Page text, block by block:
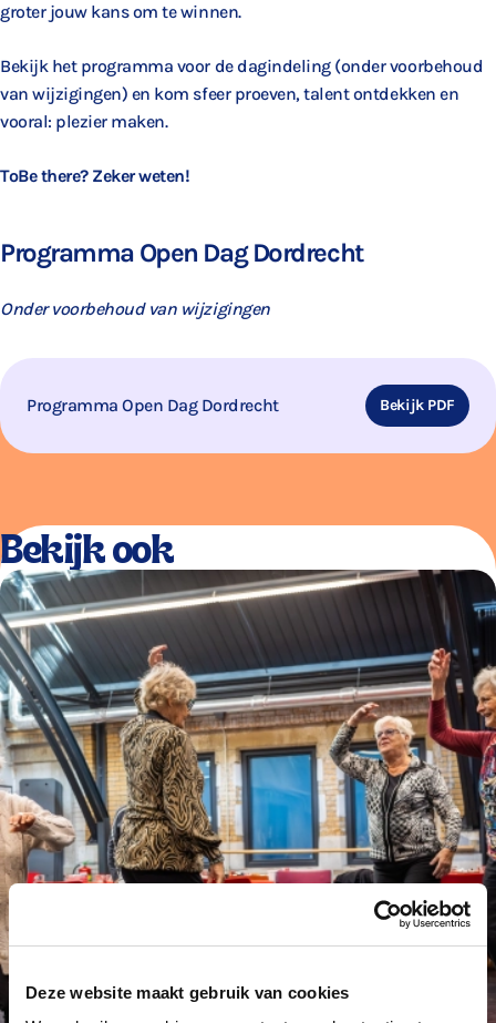
Deze website maakt gebruik van cookies
groter jouw kans om te winnen.
Bekijk het programma voor de dagindeling (onder voorbehoud
van wijzigingen) en kom sfeer proeven, talent ontdekken en
vooral: plezier maken.
ToBe there? Zeker weten!
Programma Open Dag Dordrecht
Onder voorbehoud van wijzigingen
Programma Open Dag Dordrecht Bekijk PDF
Bekijk ook